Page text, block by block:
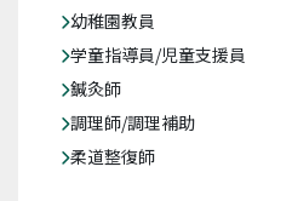
幼稚園教員
学童指導員/児童支援員
鍼灸師
調理師/調理補助
柔道整復師